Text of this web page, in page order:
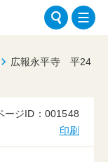
広報永平寺 平24
ージID：001548
印刷